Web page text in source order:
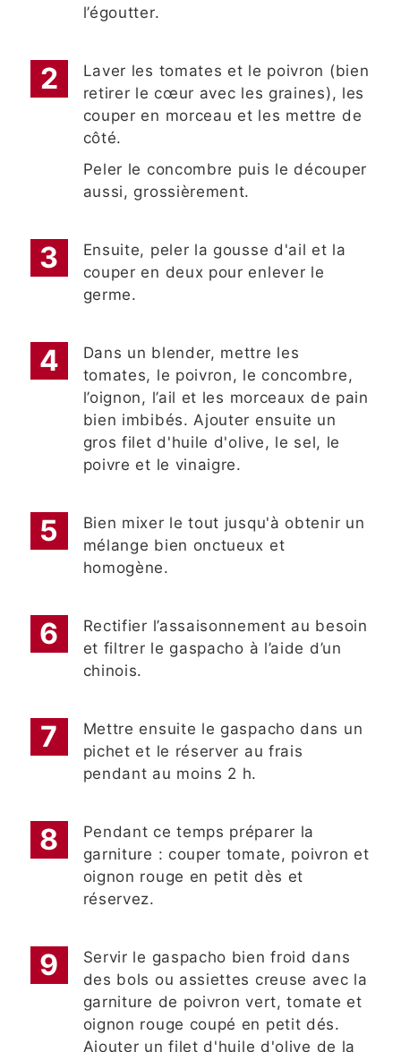
l’égoutter.
Laver les tomates et le poivron (bien
retirer le cœur avec les graines), les
couper en morceau et les mettre de
côté.
Peler le concombre puis le découper
aussi, grossièrement.
Ensuite, peler la gousse d'ail et la
couper en deux pour enlever le
germe.
Dans un blender, mettre les
tomates, le poivron, le concombre,
l’oignon, l’ail et les morceaux de pain
bien imbibés. Ajouter ensuite un
gros filet d'huile d'olive, le sel, le
poivre et le vinaigre.
Bien mixer le tout jusqu'à obtenir un
mélange bien onctueux et
homogène.
Rectifier l’assaisonnement au besoin
et filtrer le gaspacho à l’aide d’un
chinois.
Mettre ensuite le gaspacho dans un
pichet et le réserver au frais
pendant au moins 2 h.
Pendant ce temps préparer la
garniture : couper tomate, poivron et
oignon rouge en petit dès et
réservez.
Servir le gaspacho bien froid dans
des bols ou assiettes creuse avec la
garniture de poivron vert, tomate et
oignon rouge coupé en petit dés.
Ajouter un filet d'huile d'olive de la